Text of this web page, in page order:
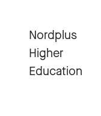
Nordplus
Higher
Education